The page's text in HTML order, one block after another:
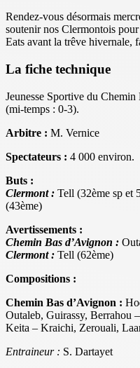
Rendez-vous désormais
soutenir nos Clermontois
Eats avant la trêve hivernale,
La fiche technique
Jeunesse Sportive du
(mi-temps : 0-3).
Arbitre : M. Vernice
Spectateurs : 4 000 environ.
Buts :
Clermont : Tell (32ème sp et
(43ème)
Avertissements :
Chemin Bas d’Avignon :
Clermont : Tell (62ème)
Compositions :
Chemin Bas d’Avignon :
Outaleb, Guirassy, Berrahou
Keita – Kraichi, Zerouali,
Entraineur : S. Dartayet